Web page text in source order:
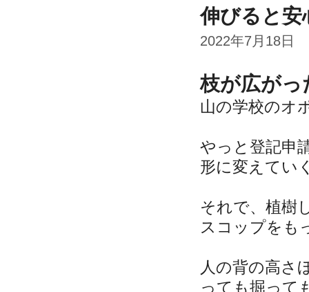
伸びると安
2022年7月18日
枝が広が
山の学校のオ
やっと登記申
形に変えてい
それで、植樹
スコップをも
人の背の高さ
っても掘って